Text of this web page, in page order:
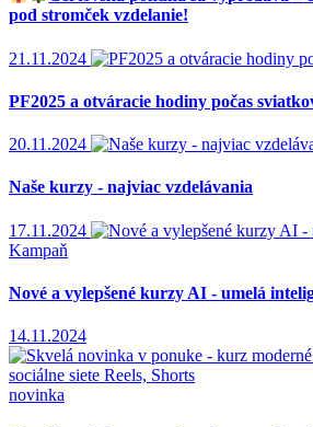
pod stromček vzdelanie!
21.11.2024
PF2025 a otváracie hodiny počas
20.11.2024
Naše kurzy - najviac vzdelávania
17.11.2024
Kampaň
Nové a vylepšené kurzy AI - umelá
14.11.2024
novinka